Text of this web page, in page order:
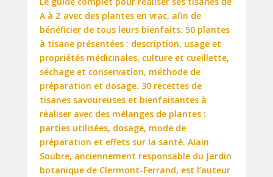
A à Z avec des plantes en vrac, afin de
bénéficier de tous leurs bienfaits. 50 plantes
à tisane présentées : description, usage et
propriétés médicinales, culture et cueillette,
séchage et conservation, méthode de
préparation et dosage. 30 recettes de
tisanes savoureuses et bienfaisantes à
réaliser avec des mélanges de plantes :
parties utilisées, dosage, mode de
préparation et effets sur la santé. Alain
Soubre, anciennement responsable du Jardin
botanique de Clermont-Ferrand, est l’auteur